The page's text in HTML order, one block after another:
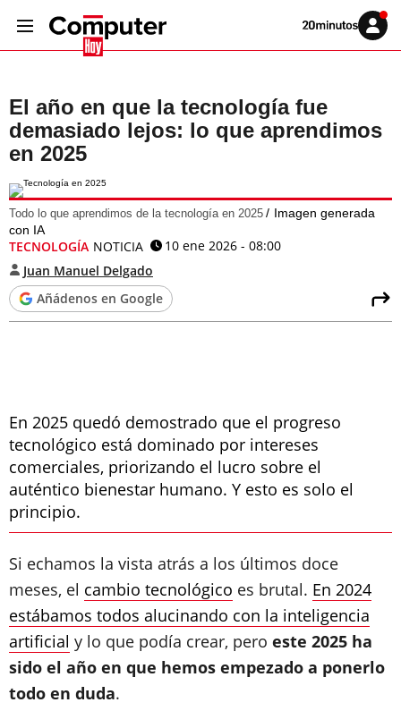
Volver
Iniciar
sesión
El año en que la tecnología fue
demasiado lejos: lo que aprendimos
en 2025
Todo lo que aprendimos de la tecnología en 2025
Imagen generada
con IA
TECNOLOGÍA NOTICIA
10 ene 2026 - 08:00
Juan Manuel Delgado
Añádenos en Google
En 2025 quedó demostrado que el progreso
tecnológico está dominado por intereses
comerciales, priorizando el lucro sobre el
auténtico bienestar humano. Y esto es solo el
principio.
Si echamos la vista atrás a los últimos doce
meses, el cambio tecnológico es brutal. En 2024
estábamos todos alucinando con la inteligencia
artificial y lo que podía crear, pero este 2025 ha
sido el año en que hemos empezado a ponerlo
todo en duda.